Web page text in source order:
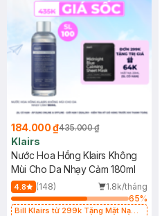
184.000 ₫435.000 ₫
Klairs
Nước Hoa Hồng Klairs Không
Mùi Cho Da Nhạy Cảm 180ml
4.8 (148)
1.8k/tháng
65%
Bill Klairs từ 299k Tặng Mặt Nạ